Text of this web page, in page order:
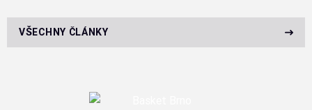
VŠECHNY ČLÁNKY